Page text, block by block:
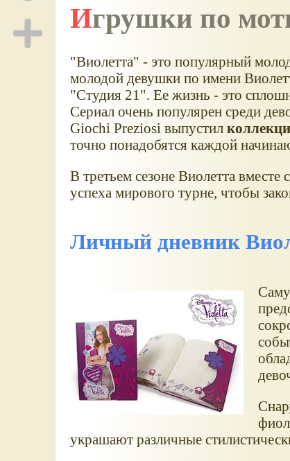
Игрушки по
"Виолетта" - это популярный
молодой девушки по имени
"Студия 21". Ее жизнь - это
Сериал очень популярен среди
Giochi Preziosi выпустил
точно понадобятся каждой
В третьем сезоне Виолетта
успеха мирового турне, чтобы
Личный дневник
украшают различные